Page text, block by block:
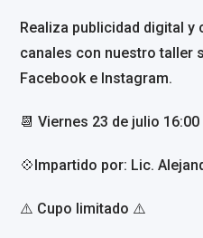
Realiza publicidad digital
canales con nuestro taller
Facebook e Instagram.
📆 Viernes 23 de julio
💠Impartido por: Lic.
⚠️ Cupo limitado ⚠️